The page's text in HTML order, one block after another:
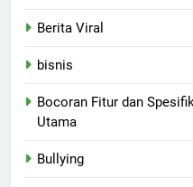
Berita Viral
bisnis
Bocoran Fitur dan
Utama
Bullying